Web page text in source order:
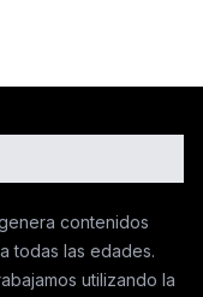
contenidos
todas las edades.
utilizando la